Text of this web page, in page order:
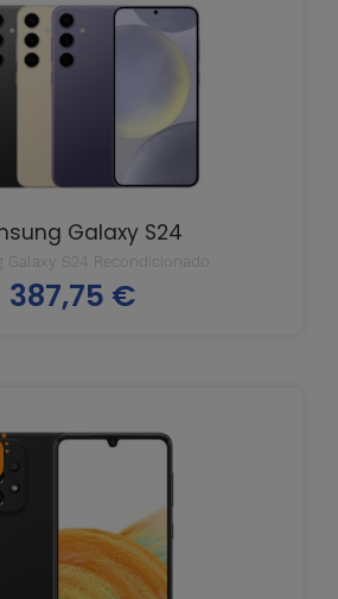
Galaxy S24
Galaxy S24 Recondicionado
Prix
387,75 €